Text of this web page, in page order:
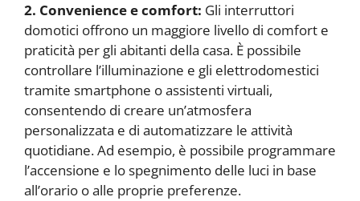
2. Convenience e comfort: Gli interruttori
domotici offrono un maggiore livello di comfort e
praticità per gli abitanti della casa. È possibile
controllare l’illuminazione e gli elettrodomestici
tramite smartphone o assistenti virtuali,
consentendo di creare un’atmosfera
personalizzata e di automatizzare le attività
quotidiane. Ad esempio, è possibile programmare
l’accensione e lo spegnimento delle luci in base
all’orario o alle proprie preferenze.